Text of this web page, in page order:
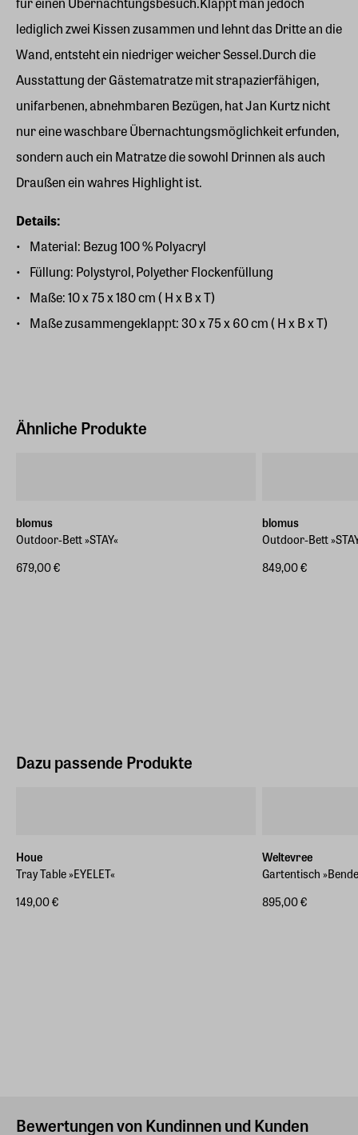
lediglich zwei Kissen zusammen und lehnt das Dritte an die
Wand, entsteht ein niedriger weicher Sessel.Durch die
Ausstattung der Gästematratze mit strapazierfähigen,
unifarbenen, abnehmbaren Bezügen, hat Jan Kurtz nicht
nur eine waschbare Übernachtungsmöglichkeit erfunden,
sondern auch ein Matratze die sowohl Drinnen als auch
Draußen ein wahres Highlight ist.
Details:
Material: Bezug 100 % Polyacryl
Füllung: Polystyrol, Polyether Flockenfüllung
Maße: 10 x 75 x 180 cm ( H x B x T)
Maße zusammengeklappt: 30 x 75 x 60 cm ( H x B x T)
Ähnliche Produkte
blomus
Outdoor-Bett »STAY«
679,00 €
blomus
Outdoor-Bett
849,00 €
Dazu passende Produkte
Houe
Tray Table »EYELET«
149,00 €
Weltevree
Gartentisch
895,00 €
Bewertungen von Kundinnen und Kunden